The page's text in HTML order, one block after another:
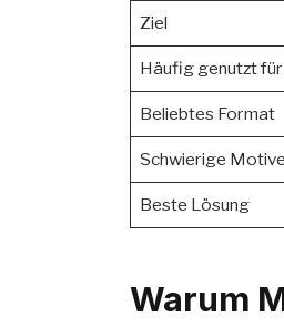
Ziel
Häufig genutzt für
Beliebtes Format
Schwierige Motive
Beste Lösung
Warum